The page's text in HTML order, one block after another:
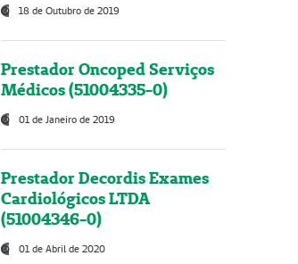
18 de Outubro de 2019
Prestador Oncoped Serviços
Médicos (51004335-0)
01 de Janeiro de 2019
Prestador Decordis Exames
Cardiológicos LTDA
(51004346-0)
01 de Abril de 2020